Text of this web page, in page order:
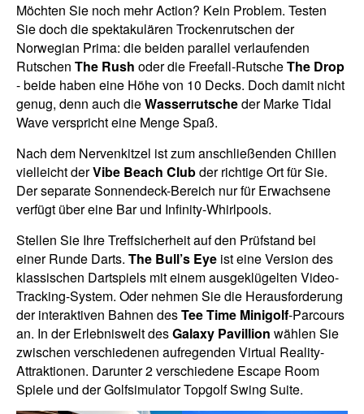
Möchten Sie noch mehr Action? Kein Problem. Testen
Sie doch die spektakulären Trockenrutschen der
Norwegian Prima: die beiden parallel verlaufenden
Rutschen The Rush oder die Freefall-RutscheThe Drop
- beide haben eine Höhe von 10 Decks. Doch damit nicht
genug, denn auch dieWasserrutscheder Marke Tidal
Wave verspricht eine Menge Spaß.
Nach dem Nervenkitzel ist zum anschließenden Chillen
vielleicht derVibe Beach Clubder richtige Ort für Sie.
Der separate Sonnendeck-Bereich nur für Erwachsene
verfügt über eine Bar und Infinity-Whirlpools.
Stellen Sie Ihre Treffsicherheit auf den Prüfstand bei
einer Runde Darts. The Bull’s Eye ist eine Version des
klassischen Dartspiels mit einem ausgeklügelten Video-
Tracking-System. Oder nehmen Sie die Herausforderung
der interaktiven Bahnen desTee Time Minigolf-Parcours
an. In der Erlebniswelt desGalaxy Pavillion wählen Sie
zwischen verschiedenen aufregenden Virtual Reality-
Attraktionen. Darunter 2 verschiedene Escape Room
Spiele und der Golfsimulator Topgolf Swing Suite.